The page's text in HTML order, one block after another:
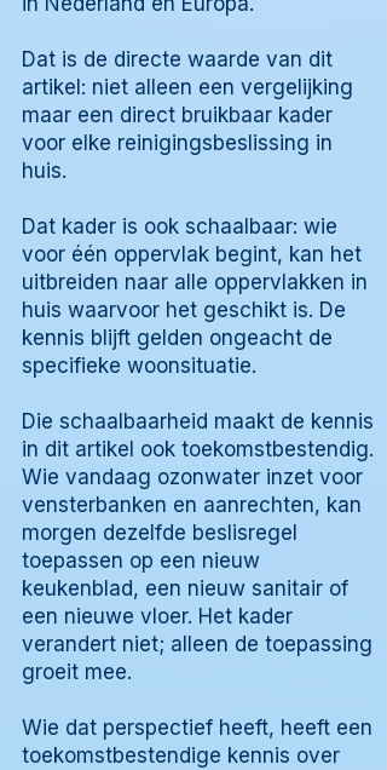
Dat is de directe waarde van dit
artikel: niet alleen een vergelijking
maar een direct bruikbaar kader
voor elke reinigingsbeslissing in
huis.
Dat kader is ook schaalbaar: wie
voor één oppervlak begint, kan het
uitbreiden naar alle oppervlakken in
huis waarvoor het geschikt is. De
kennis blijft gelden ongeacht de
specifieke woonsituatie.
Die schaalbaarheid maakt de kennis
in dit artikel ook toekomstbestendig.
Wie vandaag ozonwater inzet voor
vensterbanken en aanrechten, kan
morgen dezelfde beslisregel
toepassen op een nieuw
keukenblad, een nieuw sanitair of
een nieuwe vloer. Het kader
verandert niet; alleen de toepassing
groeit mee.
Wie dat perspectief heeft, heeft een
toekomstbestendige kennis over